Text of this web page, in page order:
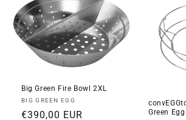
Big Green Fire Bowl 2XL
Anbieter:
BIG GREEN EGG
Normaler
€390,00 EUR
Green